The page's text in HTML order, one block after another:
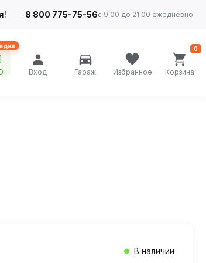
8 800 775-75-56с 9:00 до 21:00 ежедневно
Вход Гараж Избранное Корзина
0
В наличии